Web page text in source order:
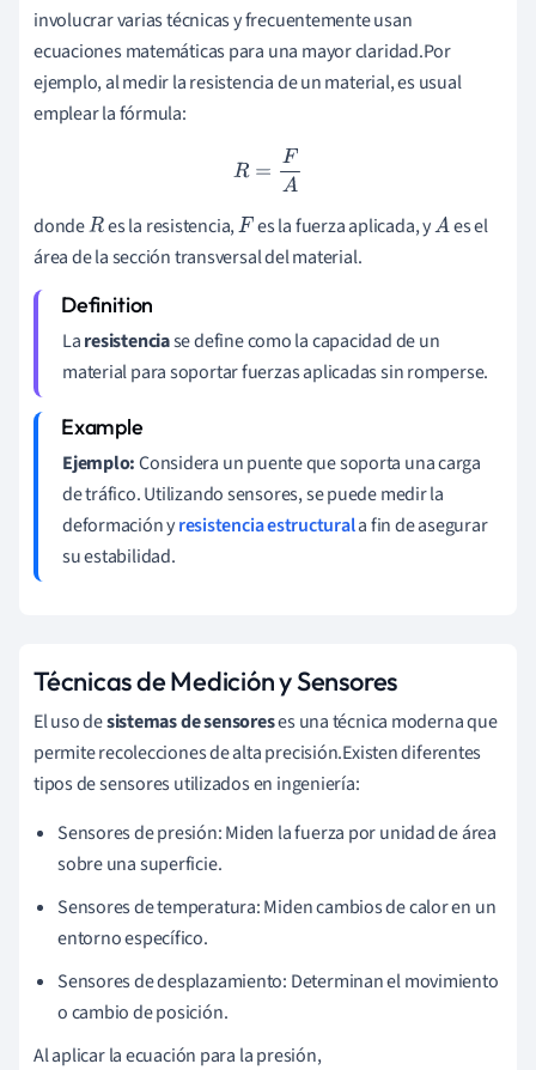
involucrar varias técnicas y frecuentemente usan
ecuaciones matemáticas para una mayor claridad.Por
ejemplo, al medir la resistencia de un material, es usual
emplear la fórmula:
R=F A
dondeR es la resistencia,F es la fuerza aplicada, yA es el
área de la sección transversal del material.
Laresistenciase define como la capacidad de un
material para soportar fuerzas aplicadas sin romperse.
Ejemplo:Considera un puente que soporta una carga
de tráfico. Utilizando sensores, se puede medir la
deformación yresistencia estructurala fin de asegurar
su estabilidad.
Técnicas de Medición y Sensores
El uso desistemas de sensoreses una técnica moderna que
permite recolecciones de alta precisión.Existen diferentes
tipos de sensores utilizados en ingeniería:
Sensores de presión: Miden la fuerza por unidad de área
sobre una superficie.
Sensores de temperatura: Miden cambios de calor en un
entorno específico.
Sensores de desplazamiento: Determinan el movimiento
o cambio de posición.
Al aplicar la ecuación para la presión,